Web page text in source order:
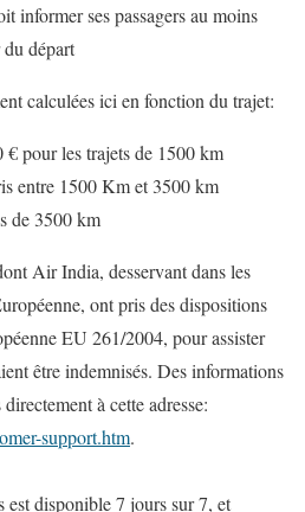
informer ses passagers au moins
départ
calculées ici en fonction du trajet:
pour les trajets de 1500 km
entre 1500 Km et 3500 km
de 3500 km
Air India, desservant dans les
ont pris des dispositions
EU 261/2004, pour assister
être indemnisés. Des informations
à cette adresse:
support.htm.
disponible 7 jours sur 7, et